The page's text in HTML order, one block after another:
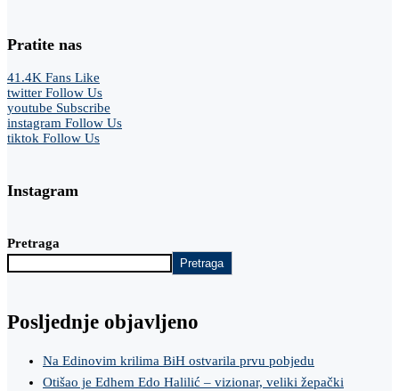
Pratite nas
41.4K Fans Like
twitter Follow Us
youtube Subscribe
instagram Follow Us
tiktok Follow Us
Instagram
Pretraga
Pretraga
Posljednje objavljeno
Na Edinovim krilima BiH ostvarila prvu pobjedu
Otišao je Edhem Edo Halilić – vizionar, veliki žepački